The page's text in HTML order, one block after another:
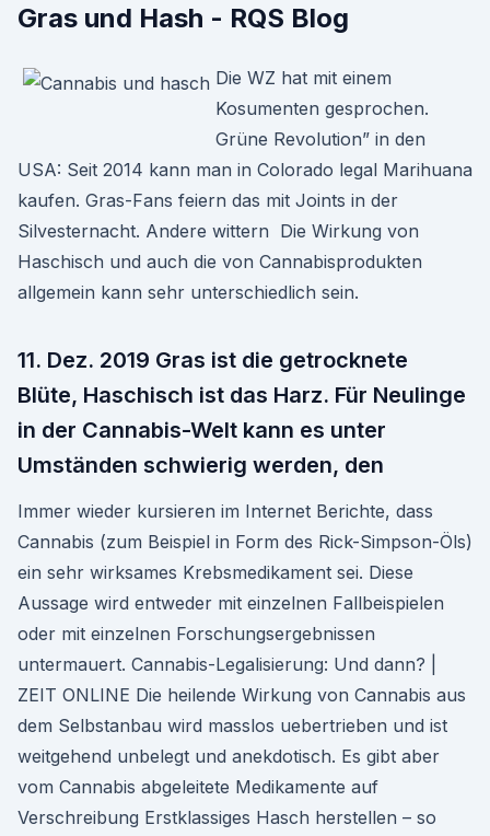
Gras und Hash - RQS Blog
Die WZ hat mit einem
Kosumenten gesprochen.
Grüne Revolution” in den
USA: Seit 2014 kann man in Colorado legal Marihuana
kaufen. Gras-Fans feiern das mit Joints in der
Silvesternacht. Andere wittern Die Wirkung von
Haschisch und auch die von Cannabisprodukten
allgemein kann sehr unterschiedlich sein.
11. Dez. 2019 Gras ist die getrocknete
Blüte, Haschisch ist das Harz. Für Neulinge
in der Cannabis-Welt kann es unter
Umständen schwierig werden, den
Immer wieder kursieren im Internet Berichte, dass
Cannabis (zum Beispiel in Form des Rick-Simpson-Öls)
ein sehr wirksames Krebsmedikament sei. Diese
Aussage wird entweder mit einzelnen Fallbeispielen
oder mit einzelnen Forschungsergebnissen
untermauert. Cannabis-Legalisierung: Und dann? |
ZEIT ONLINE Die heilende Wirkung von Cannabis aus
dem Selbstanbau wird masslos uebertrieben und ist
weitgehend unbelegt und anekdotisch. Es gibt aber
vom Cannabis abgeleitete Medikamente auf
Verschreibung Erstklassiges Hasch herstellen – so